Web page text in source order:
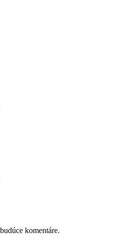
komentáre.